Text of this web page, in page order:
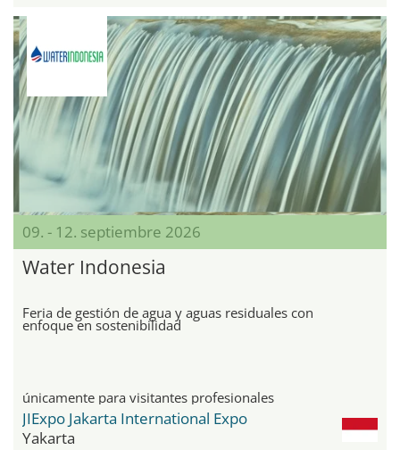
09. - 12. septiembre 2026
Water Indonesia
Feria de gestión de agua y aguas residuales con
enfoque en sostenibilidad
únicamente para visitantes profesionales
JIExpo Jakarta International Expo
Yakarta